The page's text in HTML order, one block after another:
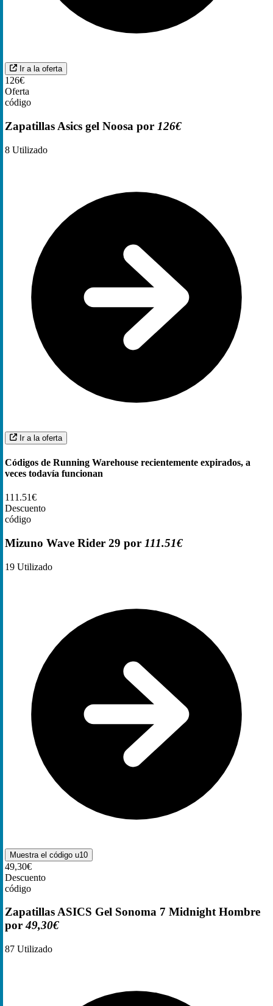
Ir a la oferta
126€
Oferta
código
Zapatillas Asics gel Noosa por 126€
8 Utilizado
Ir a la oferta
Códigos de Running Warehouse recientemente expirados, a
veces todavía funcionan
111.51€
Descuento
código
Mizuno Wave Rider 29 por 111.51€
19 Utilizado
Muestra el código u10
49,30€
Descuento
código
Zapatillas ASICS Gel Sonoma 7 Midnight Hombre
por49,30€
87 Utilizado